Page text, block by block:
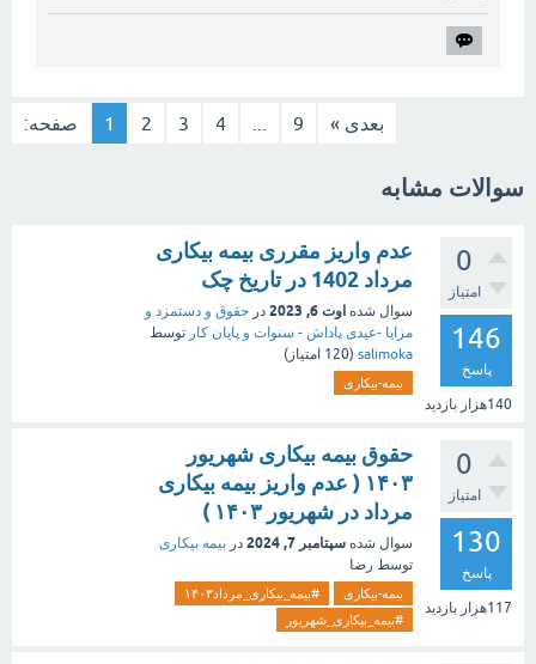
صفحه: 1 2 3 4 9 بعدی »
سوالات مشابه
0
امتیاز
146
پاسخ
140هزار بازدید
عدم واریز مقرری بیمه بیکاری
مرداد 1402 در تاریخ چک
سوال شده اوت 6, 2023 در حقوق و دستمزد و
مزایا -عیدی پاداش - سنوات و پایان کار توسط
salimoka
(
120 امتیاز)
بیمه-بیکاری
0
امتیاز
130
پاسخ
117هزار بازدید
حقوق بیمه بیکاری شهریور
۱۴۰۳ ( عدم واریز بیمه بیکاری
مرداد در شهریور ۱۴۰۳ )
سوال شده سپتامبر 7, 2024 در بیمه بیکاری
توسط رضا
بیمه-بیکاری
#بیمه_بیکاری_مرداد۱۴۰۳
#بیمه_بیکاری_شهریور